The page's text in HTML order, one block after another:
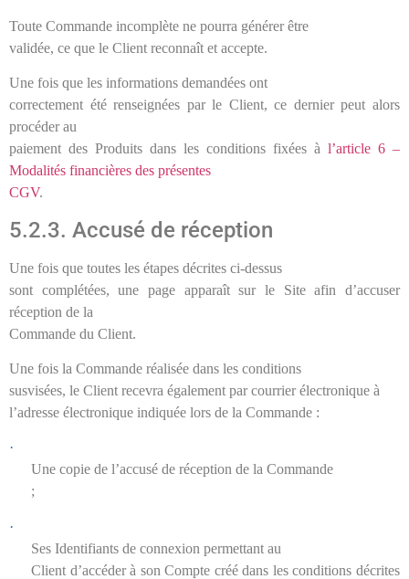
Toute Commande incomplète ne pourra générer être
validée, ce que le Client reconnaît et accepte.
Une fois que les informations demandées ont
correctement été renseignées par le Client, ce dernier peut alors
procéder au
paiement des Produits dans les conditions fixées à l’article 6 –
Modalités financières des présentes
CGV.
5.2.3. Accusé de réception
Une fois que toutes les étapes décrites ci-dessus
sont complétées, une page apparaît sur le Site afin d’accuser
réception de la
Commande du Client.
Une fois la Commande réalisée dans les conditions
susvisées, le Client recevra également par courrier électronique à
l’adresse électronique indiquée lors de la Commande :
·
Une copie de l’accusé de réception de la Commande
;
·
Ses Identifiants de connexion permettant au
Client d’accéder à son Compte créé dans les conditions décrites